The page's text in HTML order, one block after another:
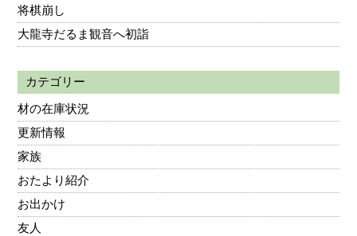
将棋崩し
大龍寺だるま観音へ初詣
カテゴリー
材の在庫状況
更新情報
家族
おたより紹介
お出かけ
友人